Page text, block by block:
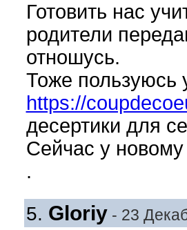
Готовить нас
родители
отношусь.
Тоже пользуюсь
https://
десертики для
Сейчас у новому
.
5. Gloriy- 23